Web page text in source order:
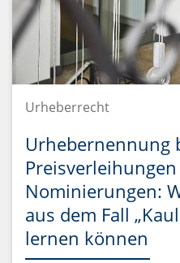
Urheberrecht
Urhebernennung
Nominierungen:
aus dem Fall
lernen können